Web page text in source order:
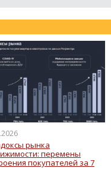
рынка
перемены
покупателей за 7